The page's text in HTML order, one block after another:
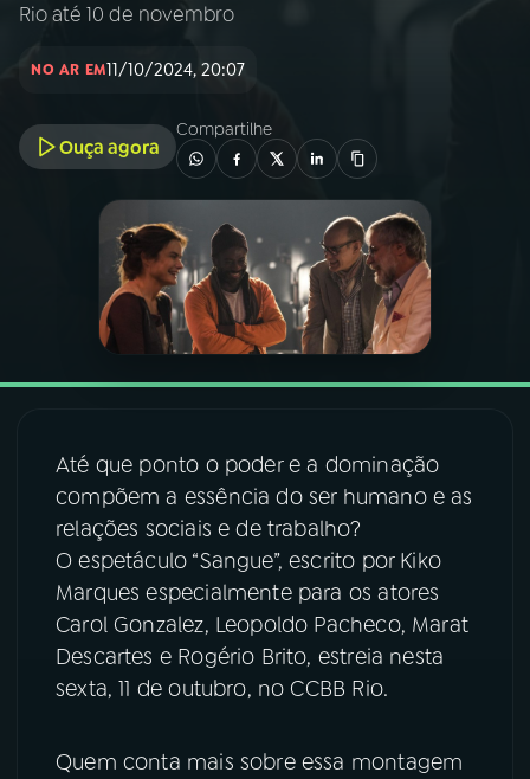
PROGRAMAS
PODCASTS
07ÚLTIMAS
FESTIVAL DE MÚSICA
ACOMPANHE A RÁDIO NACIONAL
YouTube
Instagram X
Rio até 10 de novembro
NO AR EM11/10/2024, 20:07
Ouça agora
Compartilhe
Até que ponto o poder e a dominação
compõem a essência do ser humano e as
relações sociais e de trabalho?
O espetáculo “Sangue”, escrito por Kiko
Marques especialmente para os atores
Carol Gonzalez, Leopoldo Pacheco, Marat
Descartes e Rogério Brito, estreia nesta
sexta, 11 de outubro, no CCBB Rio.
Quem conta mais sobre essa montagem